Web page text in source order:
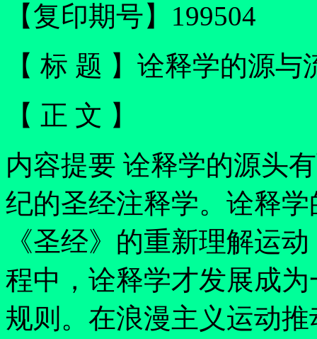
【复印期号】199504
【 标 题 】诠释学的源与
【 正 文 】
内容提要 诠释学的源头
纪的圣经注释学。诠释
《圣经》的重新理解运
程中，诠释学才发展成
规则。在浪漫主义运动